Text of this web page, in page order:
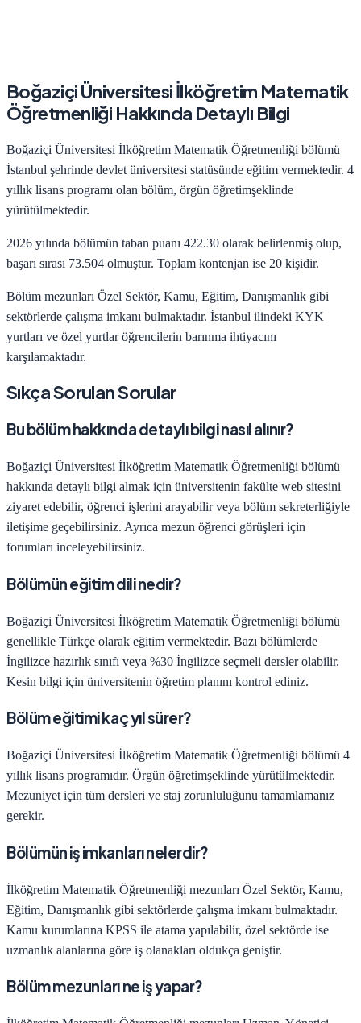
Boğaziçi Üniversitesiİlköğretim Matematik
Öğretmenliği Hakkında Detaylı Bilgi
Boğaziçi Üniversitesi İlköğretim Matematik Öğretmenliği bölümü
İstanbul şehrinde devlet üniversitesi statüsünde eğitim vermektedir. 4
yıllık lisans programı olan bölüm, örgün öğretimşeklinde
yürütülmektedir.
2026 yılında bölümün taban puanı 422.30 olarak belirlenmiş olup,
başarı sırası 73.504 olmuştur. Toplam kontenjan ise 20 kişidir.
Bölüm mezunları Özel Sektör, Kamu, Eğitim, Danışmanlık gibi
sektörlerde çalışma imkanı bulmaktadır. İstanbul ilindeki KYK
yurtları ve özel yurtlar öğrencilerin barınma ihtiyacını
karşılamaktadır.
Sıkça Sorulan Sorular
Bu bölüm hakkında detaylı bilgi nasıl alınır?
Boğaziçi Üniversitesi İlköğretim Matematik Öğretmenliği bölümü
hakkında detaylı bilgi almak için üniversitenin fakülte web sitesini
ziyaret edebilir, öğrenci işlerini arayabilir veya bölüm sekreterliğiyle
iletişime geçebilirsiniz. Ayrıca mezun öğrenci görüşleri için
forumları inceleyebilirsiniz.
Bölümün eğitim dili nedir?
Boğaziçi Üniversitesi İlköğretim Matematik Öğretmenliği bölümü
genellikle Türkçe olarak eğitim vermektedir. Bazı bölümlerde
İngilizce hazırlık sınıfı veya %30 İngilizce seçmeli dersler olabilir.
Kesin bilgi için üniversitenin öğretim planını kontrol ediniz.
Bölüm eğitimi kaç yıl sürer?
Boğaziçi Üniversitesi İlköğretim Matematik Öğretmenliği bölümü 4
yıllık lisans programıdır. Örgün öğretimşeklinde yürütülmektedir.
Mezuniyet için tüm dersleri ve staj zorunluluğunu tamamlamanız
gerekir.
Bölümün iş imkanları nelerdir?
İlköğretim Matematik Öğretmenliği mezunları Özel Sektör, Kamu,
Eğitim, Danışmanlık gibi sektörlerde çalışma imkanı bulmaktadır.
Kamu kurumlarına KPSS ile atama yapılabilir, özel sektörde ise
uzmanlık alanlarına göre iş olanakları oldukça geniştir.
Bölüm mezunları ne iş yapar?